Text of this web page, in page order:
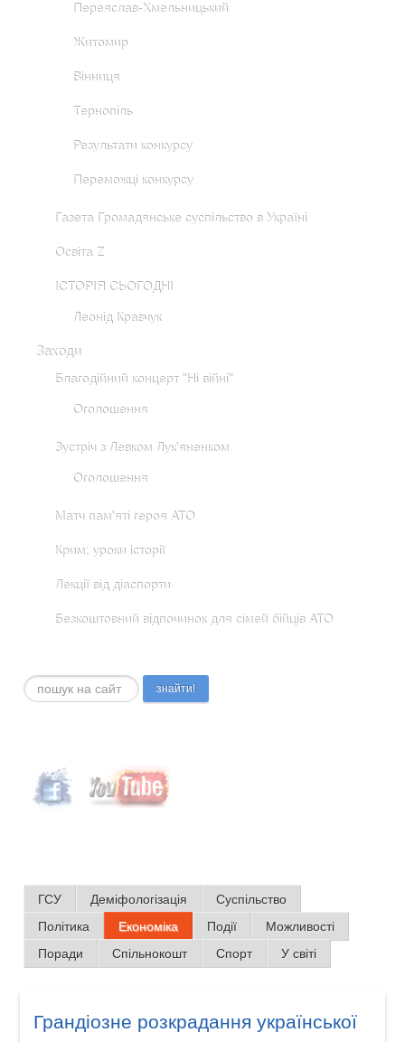
Переяслав-Хмельницький
Житомир
Вінниця
Тернопіль
Результати конкурсу
Переможці конкурсу
Газета Громадянське суспільство в Україні
Освіта Z
ІСТОРІЯ СЬОГОДНІ
Леонід Кравчук
Заходи
Благодійний концерт "Ні війні"
Оголошення
Зустріч з Левком Лук'яненком
Оголошення
Матч пам'яті героя АТО
Крим: уроки історії
Лекції від діаспорти
Безкоштовний відпочинок для сімей бійців АТО
Пошук... знайти!
ГСУ Деміфологізація
Суспільство
Політика
Економіка Події
Можливості
Поради
Спільнокошт Спорт У світі
Грандіозне розкрадання української